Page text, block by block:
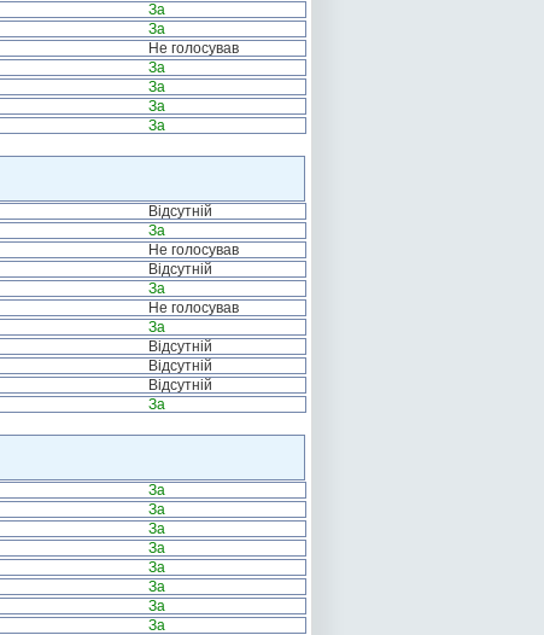
За
За
Не голосував
За
За
За
За
Відсутній
За
Не голосував
Відсутній
За
Не голосував
За
Відсутній
Відсутній
Відсутній
За
За
За
За
За
За
За
За
За